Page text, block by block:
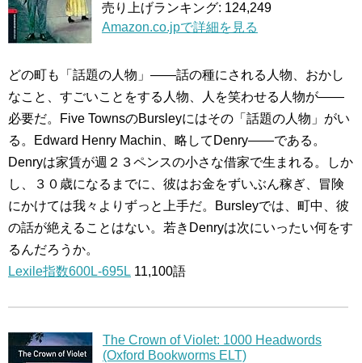
売り上げランキング: 124,249
Amazon.co.jpで詳細を見る
どの町も「話題の人物」――話の種にされる人物、おかし
なこと、すごいことをする人物、人を笑わせる人物が――
必要だ。Five TownsのBursleyにはその「話題の人物」がい
る。Edward Henry Machin、略してDenry――である。
Denryは家賃が週２３ペンスの小さな借家で生まれる。しか
し、３０歳になるまでに、彼はお金をずいぶん稼ぎ、冒険
にかけては我々よりずっと上手だ。Bursleyでは、町中、彼
の話が絶えることはない。若きDenryは次にいったい何をす
るんだろうか。
Lexile指数600L-695L 11,100語
The Crown of Violet: 1000 Headwords
(Oxford Bookworms ELT)